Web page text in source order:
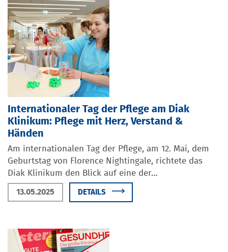
Internationaler Tag der Pflege am Diak
Klinikum: Pflege mit Herz, Verstand &
Händen
Am internationalen Tag der Pflege, am 12. Mai, dem
Geburtstag von Florence Nightingale, richtete das
Diak Klinikum den Blick auf eine der…
13.05.2025 DETAILS